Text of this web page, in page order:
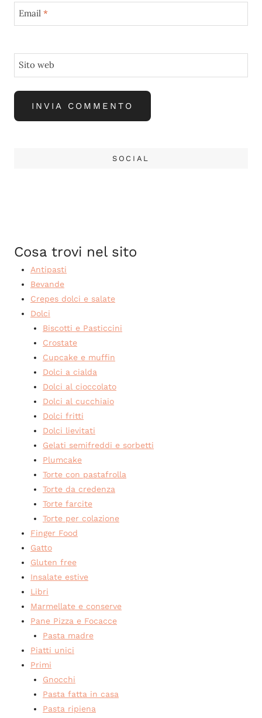
Email *
Sito web
SOCIAL
Cosa trovi nel sito
Antipasti
Bevande
Crepes dolci e salate
Dolci
Biscotti e Pasticcini
Crostate
Cupcake e muffin
Dolci a cialda
Dolci al cioccolato
Dolci al cucchiaio
Dolci fritti
Dolci lievitati
Gelati semifreddi e sorbetti
Plumcake
Torte con pastafrolla
Torte da credenza
Torte farcite
Torte per colazione
Finger Food
Gatto
Gluten free
Insalate estive
Libri
Marmellate e conserve
Pane Pizza e Focacce
Pasta madre
Piatti unici
Primi
Gnocchi
Pasta fatta in casa
Pasta ripiena